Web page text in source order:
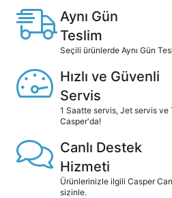
Aynı Gün
Teslim
Seçili ürünlerde Aynı Gün
Hızlı ve Güvenli
Servis
1 Saatte servis, Jet servis
Casper'da!
Canlı Destek
Hizmeti
Ürünlerinizle ilgili Casper
sizinle.